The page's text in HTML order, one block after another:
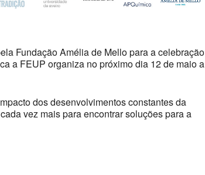
Fundação Amélia de Mello para a
a FEUP organiza no próximo dia 12 de maio a
dos desenvolvimentos constantes da
vez mais para encontrar soluções para a